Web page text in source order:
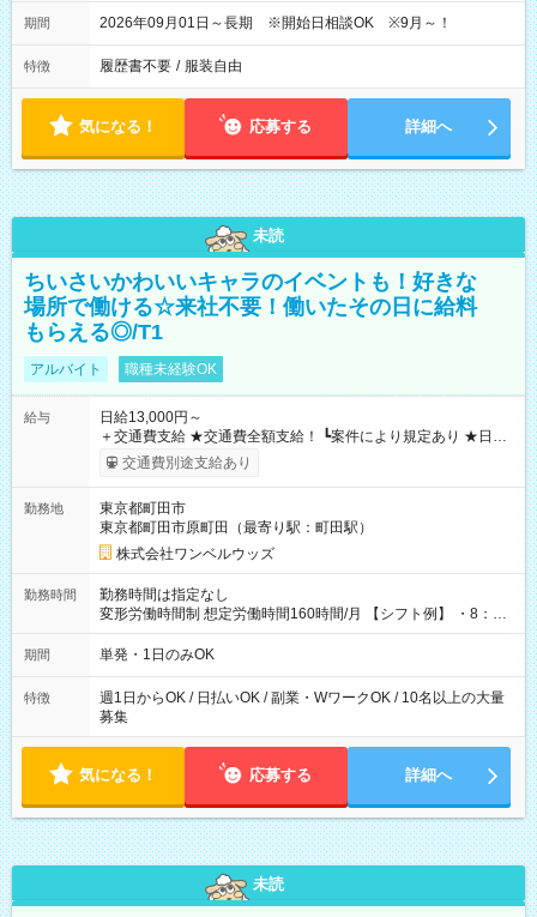
期間 2026年09月01日～長期 ※開始日相談OK ※9月～！
特徴 履歴書不要 / 服装自由
気になる！ 応募する 詳細へ
未読
ちいさいかわいいキャラのイベントも！好きな
場所で働ける☆来社不要！働いたその日に給料
もらえる◎/T1
アルバイト 職種未経験OK
給与
日給13,000円～
＋交通費支給 ★交通費全額支給！ ┗案件により規定あり ★日払
いOK！（規定あり） ┗働いたその日に現金GET♪ お仕事後はコ
ンビニATMから 日払い分を引き落とせます！ 【試用期間】試
交通費別途支給あり
勤務地
東京都町田市
東京都町田市原町田（最寄り駅：町田駅）
株式会社ワンベルウッズ
勤務時間
勤務時間は指定なし
変形労働時間制 想定労働時間160時間/月 【シフト例】 ・8：00
～21：00
期間 単発・1日のみOK
特徴
週1日からOK / 日払いOK / 副業・WワークOK / 10名以上の大量
募集
気になる！ 応募する 詳細へ
未読